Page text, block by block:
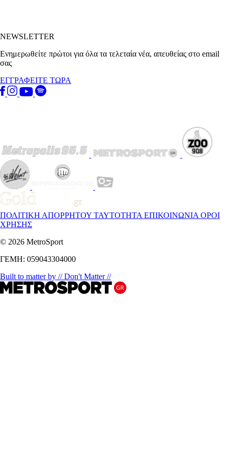
NEWSLETTER
Ενημερωθείτε πρώτοι για όλα τα τελεταία νέα, απευθείας στο email
σας
ΕΓΓΡΑΦΕΙΤΕ ΤΩΡΑ
ΠΟΛΙΤΙΚΗ ΑΠΟΡΡΗΤΟΥ ΤΑΥΤΟΤΗΤΑ ΕΠΙΚΟΙΝΩΝΙΑ ΟΡΟΙ
ΧΡΗΣΗΣ
© 2026 MetroSport
ΓΕΜΗ: 059043304000
Built to matter by // Don't Matter //